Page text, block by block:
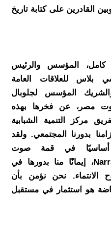
القادرين على كتابة تاريخ
كامل، المؤسس والرئيس
بلاس للعلاقات العامة
والشريك المؤسس لجلوبال
مصر، عن فخرها بهذه
مركز التنمية الشبابية
بدورنا المجتمعي. ولقد
أساسيًا في قمة صوت
مصرNarrative Summit 2025، إيمانًا منا بدورها في
الانتماء. نحن نؤمن بأن
هو استثمار في مستقبل